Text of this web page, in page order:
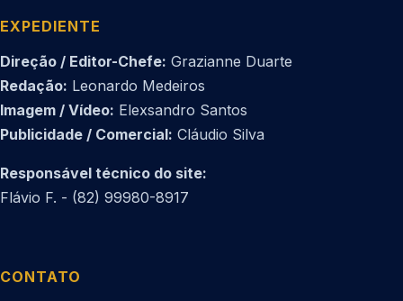
EXPEDIENTE
Direção / Editor-Chefe: Grazianne Duarte
Redação: Leonardo Medeiros
Imagem / Vídeo: Elexsandro Santos
Publicidade / Comercial: Cláudio Silva
Responsável técnico do site:
Flávio F. - (82) 99980-8917
CONTATO